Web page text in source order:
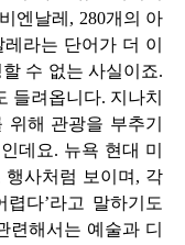
엔날레 , 280개의 아
레라는 단어가 더 이
수 없는 사실이죠.
들려옵니다. 지나치
해 관광을 부추기
데요. 뉴욕 현대 미
사처럼 보이며 , 각
렵다’라고 말하기도
련해서는 예술과 디